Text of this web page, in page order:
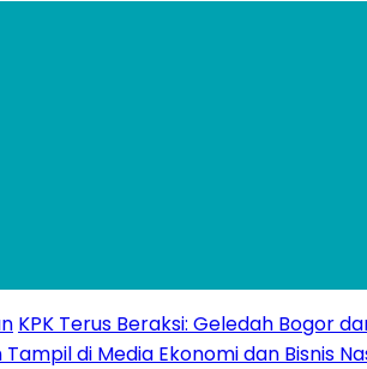
KPK Terus Beraksi: Geledah Bogor
Tampil di Media Ekonomi dan Bisnis